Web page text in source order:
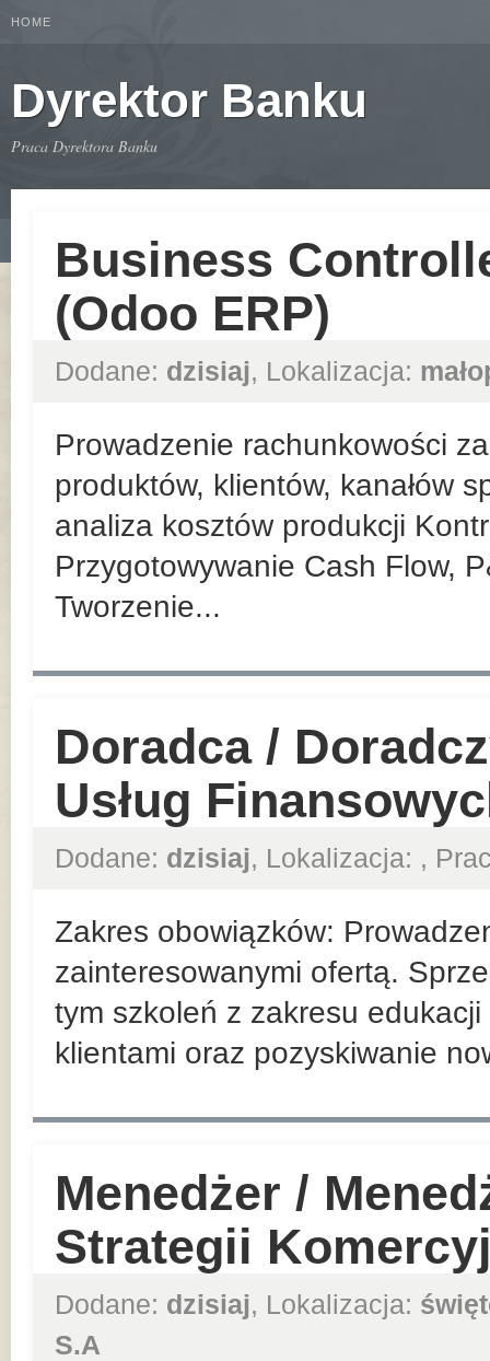
HOME
Dyrektor Banku
Praca Dyrektora Banku
Business
(Odoo ERP)
Dodane: dzisiaj, Lokalizacja:
Prowadzenie rachunkowości
produktów, klientów, kanałów
analiza kosztów produkcji
Przygotowywanie Cash Flow,
Tworzenie...
Doradca /
Usług
Dodane: dzisiaj, Lokalizacja: ,
Zakres obowiązków:
zainteresowanymi ofertą.
tym szkoleń z zakresu
klientami oraz pozyskiwanie
Menedżer /
Strategii
Dodane: dzisiaj, Lokalizacja:
S.A